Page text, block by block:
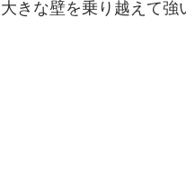
きな壁を乗り越えて